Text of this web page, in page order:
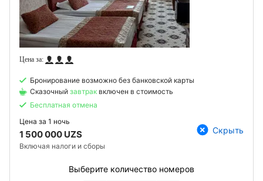
Бронирование возможно без банковской карты
Сказочный завтрак включен в стоимость
Бесплатная отмена
Цена за 1 ночь
1 500 000 UZS
Включая налоги и сборы
Скрыть
Выберите количество номеров